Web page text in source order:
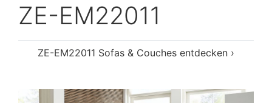
ZE-EM22011
ZE-EM22011 Sofas & Couches entdecken ›